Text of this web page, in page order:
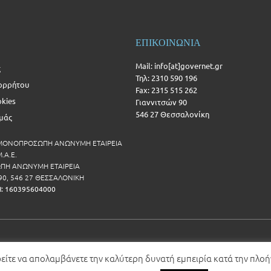
ΜΟΝΟΠΡΟΣΩΠΗ ΑΝΩΝΥΜΗ ΕΤΑΙΡΕΙΑ
ΑΝΩΝΥΜΗ ΕΤΑΙΡΕΙΑ
546 27 ΘΕΣΣΑΛΟΝΙΚΗ
160395604000
ΕΠΙΚΟΙΝΩΝΙΑ
Mail: info[at]governet.gr
Τηλ: 2310 590 196
Fax: 2315 515 262
Γιαννιτσών 90
546 27 Θεσσαλονίκη
να απολαμβάνετε την καλύτερη δυνατή εμπειρία κατά την